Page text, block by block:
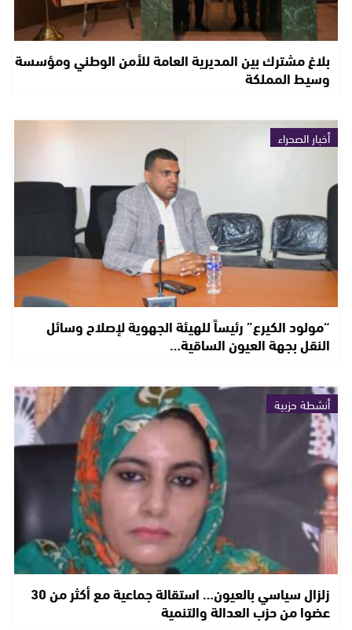
بلاغ مشترك بين المديرية العامة للأمن الوطني ومؤسسة
وسيط المملكة
أخبار الصحراء
“مولود الكيرع” رئيساً للهيئة الجهوية لإصلاح وسائل
النقل بجهة العيون الساقية…
أنشطة حزبية
زلزال سياسي بالعيون… استقالة جماعية مع أكثر من 30
عضوا من حزب العدالة والتنمية